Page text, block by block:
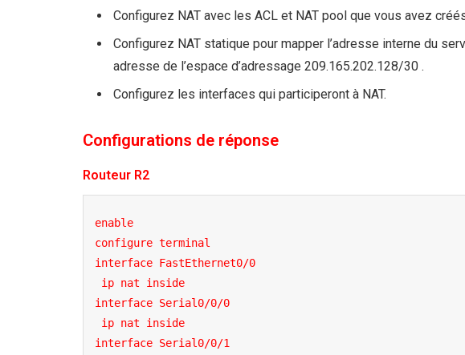
Configurez NAT avec les ACL et NAT pool que vous avez
Configurez NAT statique pour mapper l’adresse interne du
adresse de l’espace d’adressage 209.165.202.128/30 .
Configurez les interfaces qui participeront à NAT.
Configurations de réponse
Routeur R2
enable
configure terminal
interface FastEthernet0/0
ip nat inside
interface Serial0/0/0
ip nat inside
interface Serial0/0/1